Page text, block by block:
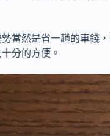
當然是省一趟的車錢
分的方便。